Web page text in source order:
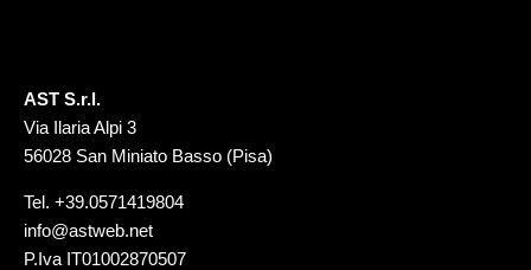
AST S.r.l.
Via Ilaria Alpi 3
56028 San Miniato Basso (Pisa)
Tel. +39.0571419804
info@astweb.net
P.Iva IT01002870507